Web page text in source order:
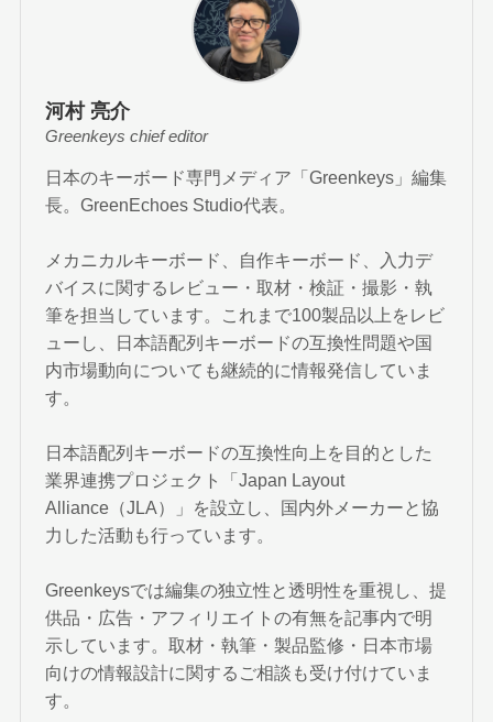
河村 亮介
Greenkeys chief editor
日本のキーボード専門メディア「Greenkeys」編集
長。GreenEchoes Studio代表。
メカニカルキーボード、自作キーボード、入力デ
バイスに関するレビュー・取材・検証・撮影・執
筆を担当しています。これまで100製品以上をレビ
ューし、日本語配列キーボードの互換性問題や国
内市場動向についても継続的に情報発信していま
す。
日本語配列キーボードの互換性向上を目的とした
業界連携プロジェクト「Japan Layout
Alliance（JLA）」を設立し、国内外メーカーと協
力した活動も行っています。
Greenkeysでは編集の独立性と透明性を重視し、提
供品・広告・アフィリエイトの有無を記事内で明
示しています。取材・執筆・製品監修・日本市場
向けの情報設計に関するご相談も受け付けていま
す。